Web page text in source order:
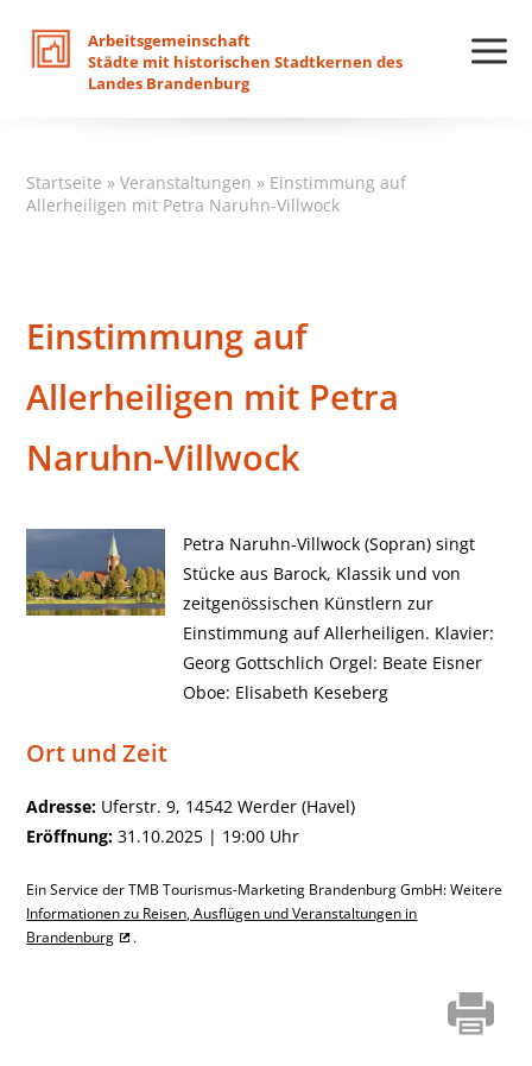
Arbeitsgemeinschaft
Städte mit historischen Stadtkernen des
Landes Brandenburg
Startseite »Veranstaltungen » Einstimmung auf
Allerheiligen mit Petra Naruhn-Villwock
Einstimmung auf
Allerheiligen mit Petra
Naruhn-Villwock
Petra Naruhn-Villwock (Sopran) singt
Stücke aus Barock, Klassik und von
zeitgenössischen Künstlern zur
Einstimmung auf Allerheiligen. Klavier:
Georg Gottschlich Orgel: Beate Eisner
Oboe: Elisabeth Keseberg
Ort und Zeit
Adresse: Uferstr. 9, 14542 Werder (Havel)
Eröffnung: 31.10.2025 | 19:00 Uhr
Ein Service der TMB Tourismus-Marketing Brandenburg GmbH: Weitere
Informationen zu Reisen, Ausflügen und Veranstaltungen in
Brandenburg
.